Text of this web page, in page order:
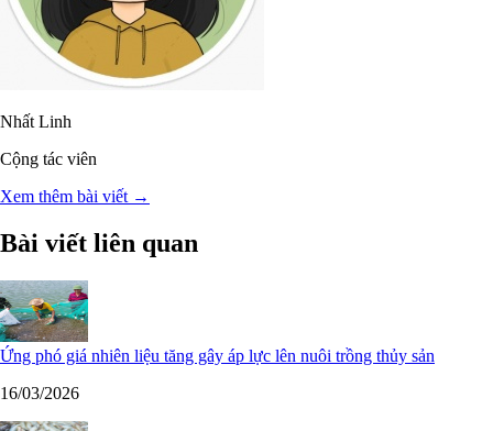
Nhất Linh
Cộng tác viên
Xem thêm bài viết →
Bài viết liên quan
Ứng phó giá nhiên liệu tăng gây áp lực lên nuôi trồng thủy sản
16/03/2026